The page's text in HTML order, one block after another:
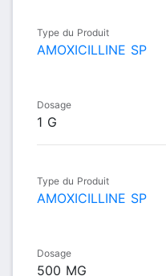
Type du Produit
AMOXICILLINE SP
Dosage
1 G
Type du Produit
AMOXICILLINE SP
Dosage
500 MG